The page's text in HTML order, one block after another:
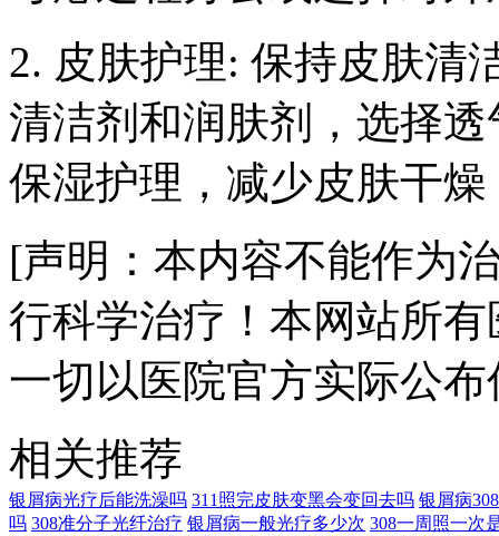
2. 皮肤护理: 保持皮肤清
清洁剂和润肤剂，选择
保湿护理，减少皮肤干
[声明：本内容不能作为
行科学治疗！本网站所
一切以医院官方实际公
相关推荐
银屑病光疗后能洗澡吗 311照完皮肤变黑会变回去吗 银屑病
吗 308准分子光纤治疗 银屑病一般光疗多少次 308一周照一次